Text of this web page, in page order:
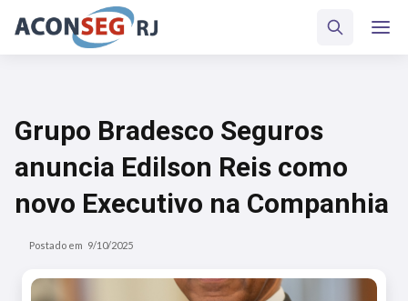
Grupo Bradesco Seguros
anuncia Edilson Reis como
novo Executivo na Companhia
Postado em 9/10/2025